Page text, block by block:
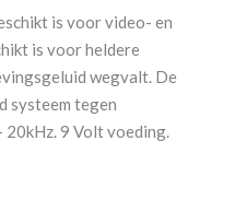
is voor video- en
is voor heldere
wegvalt. De
systeem tegen
9 Volt voeding.